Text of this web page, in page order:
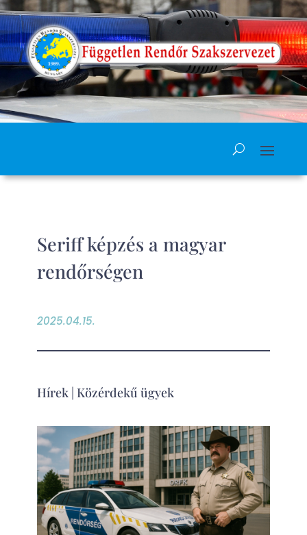
Seriff képzés a magyar
rendőrségen
2025.04.15.
Hírek| Közérdekű ügyek